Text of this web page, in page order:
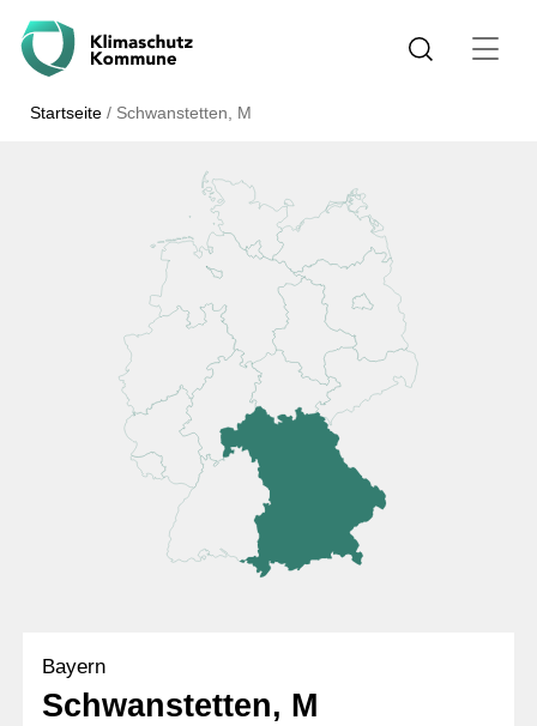
Startseite / Schwanstetten, M
Bayern
Schwanstetten, M